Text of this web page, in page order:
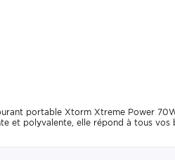
portable Xtorm Xtreme Power
et polyvalente, elle répond à tous vos